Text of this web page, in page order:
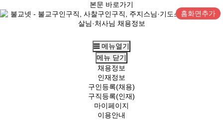
본문 바로가기
홈화면추가
메뉴열기
메뉴 닫기
채용정보
인재정보
구인등록(채용)
구직등록(인재)
마이페이지
이용안내